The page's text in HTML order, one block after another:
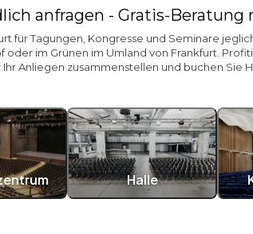
anfragen - Gratis-
für Tagungen, Kongresse und Seminare
im Grünen im Umland von Frankfurt.
Anliegen zusammenstellen und buchen
Halle